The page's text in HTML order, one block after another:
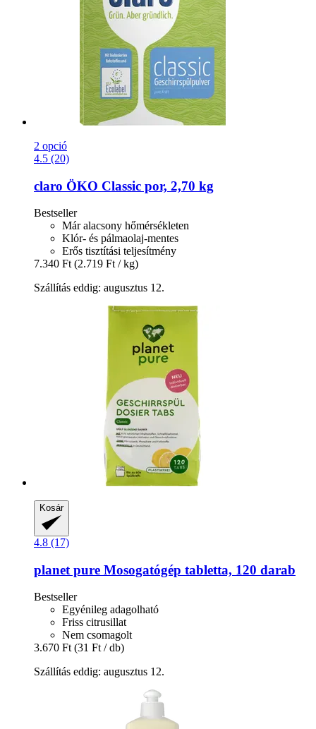
2 opció
4.5 (20)
claro ÖKO Classic por, 2,70 kg
Bestseller
Már alacsony hőmérsékleten
Klór- és pálmaolaj-mentes
Erős tisztítási teljesítmény
7.340 Ft (2.719 Ft / kg)
Szállítás eddig: augusztus 12.
Kosár
4.8 (17)
planet pure Mosogatógép tabletta, 120 darab
Bestseller
Egyénileg adagolható
Friss citrusillat
Nem csomagolt
3.670 Ft (31 Ft / db)
Szállítás eddig: augusztus 12.